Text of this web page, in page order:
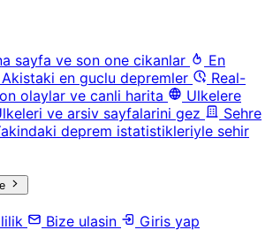
sayfa ve son one cikanlar
En
Akistaki en guclu depremler
Real-
olaylar ve canli harita
Ulkelere
ve arsiv sayfalarini gez
Sehre
deprem istatistikleriyle sehir
Bize ulasin
Giris yap